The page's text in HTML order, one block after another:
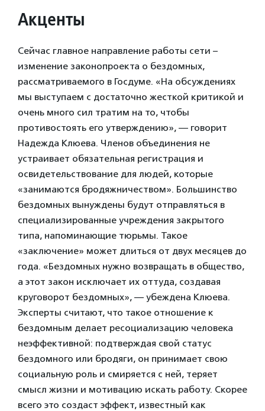
Акценты
Сейчас главное направление работы сети –
изменение законопроекта о бездомных,
рассматриваемого в Госдуме. «На обсуждениях
мы выступаем с достаточно жесткой критикой и
очень много сил тратим на то, чтобы
противостоять его утверждению», — говорит
Надежда Клюева. Членов объединения не
устраивает обязательная регистрация и
освидетельствование для людей, которые
«занимаются бродяжничеством». Большинство
бездомных вынуждены будут отправляться в
специализированные учреждения закрытого
типа, напоминающие тюрьмы. Такое
«заключение» может длиться от двух месяцев до
года. «Бездомных нужно возвращать в общество,
а этот закон исключает их оттуда, создавая
круговорот бездомных», — убеждена Клюева.
Эксперты считают, что такое отношение к
бездомным делает ресоциализацию человека
неэффективной: подтверждая свой статус
бездомного или бродяги, он принимает свою
социальную роль и смиряется с ней, теряет
смысл жизни и мотивацию искать работу. Скорее
всего это создаст эффект, известный как